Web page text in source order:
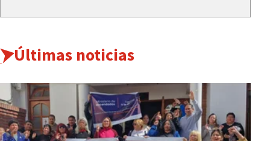
Últimas noticias